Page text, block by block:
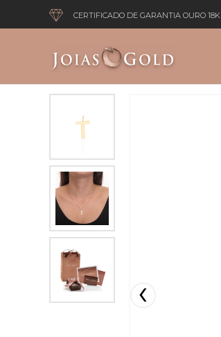
CERTIFICADO DE GARANTIA OURO 18K